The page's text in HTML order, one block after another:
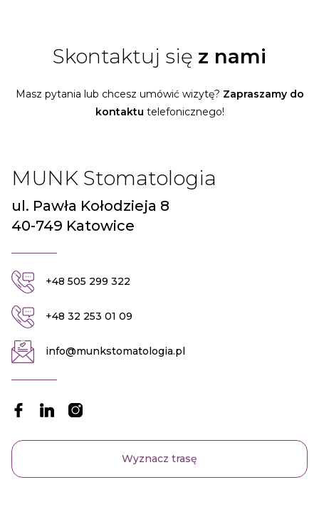
Skontaktuj się z nami
Masz pytania lub chcesz umówić wizytę? Zapraszamy do
kontaktu telefonicznego!
MUNK Stomatologia
ul. Pawła Kołodzieja 8
40-749 Katowice
+48 505 299 322
+48 32 253 01 09
info@munkstomatologia.pl
Wyznacz trasę